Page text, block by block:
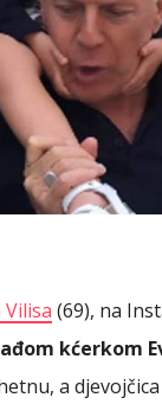
(69), na
kćerkom
a